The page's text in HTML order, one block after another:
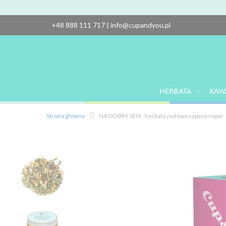
+48 888 111 717 | info@cupandyou.pl
HERBATA
Strona główna NA DOBRY SEN - herbata ziołowa sypana napar
koniec
galerii